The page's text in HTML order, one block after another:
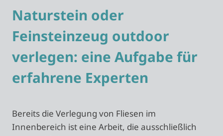
Naturstein oder
Feinsteinzeug outdoor
verlegen: eine Aufgabe für
erfahrene Experten
Bereits die Verlegung von Fliesen im
Innenbereich ist eine Arbeit, die ausschließlich